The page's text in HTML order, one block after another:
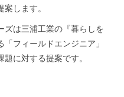
します。
ズは三浦工業の『暮らしを
フィールドエンジニア」
に対する提案です。